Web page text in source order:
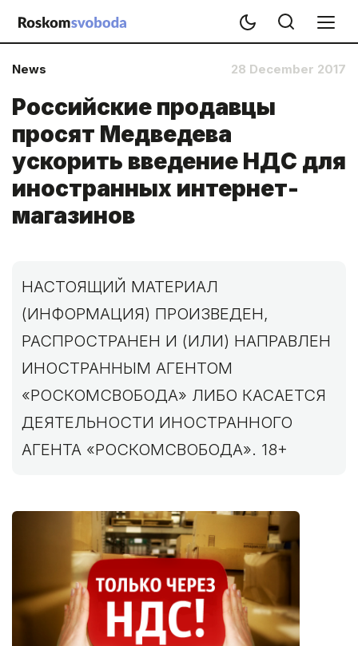
News 28 December 2017
Российские продавцы
просят Медведева
ускорить введение НДС для
иностранных интернет-
магазинов
НАСТОЯЩИЙ МАТЕРИАЛ
(ИНФОРМАЦИЯ) ПРОИЗВЕДЕН,
РАСПРОСТРАНЕН И (ИЛИ) НАПРАВЛЕН
ИНОСТРАННЫМ АГЕНТОМ
«РОСКОМСВОБОДА» ЛИБО КАСАЕТСЯ
ДЕЯТЕЛЬНОСТИ ИНОСТРАННОГО
АГЕНТА «РОСКОМСВОБОДА». 18+